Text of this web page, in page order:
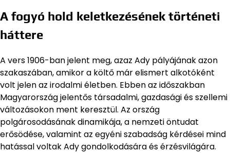
A fogyó hold keletkezésének történeti
háttere
A vers 1906-ban jelent meg, azaz Ady pályájának azon
szakaszában, amikor a költő már elismert alkotóként
volt jelen az irodalmi életben. Ebben az időszakban
Magyarország jelentős társadalmi, gazdasági és szellemi
változásokon ment keresztül. Az ország
polgárosodásának dinamikája, a nemzeti öntudat
erősödése, valamint az egyéni szabadság kérdései mind
hatással voltak Ady gondolkodására és érzésvilágára.